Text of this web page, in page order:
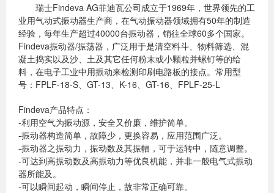
瑞士Findeva AG菲迪瓦公司成立于1969年，世界领先的工
业用气动式振动器生产商，在气动振动器领域拥有50年的制造
经验，每年生产超过40000台振动器，销往全球60多个国家。
Findeva振动器/振荡器，广泛用于是清空料斗、物料筛选、混
凝土捣实以及沙、土及其它任何粉末或小颗粒并螺钉等的给
料，在电子工业中用振动来检测印刷电路板的接点。常用型
号：FPLF-18-S、GT-13、K-16、GT-16、FPLF-25-L
Findeva产品特点：
-利用空气为振动源，安全又价廉，维护简单。
-振动器构造简单，故障少，更换容易，应用范围广泛。
-振动器之振动力，振动数及其振幅，可于运转中，随意调整。
-可达到高振动数及高振动力等优良机能，并非一般电气式振动
器所能及。
-可以瞬间起动，瞬间停止，故非常正确可靠。